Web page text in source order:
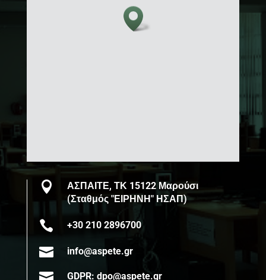

ΑΣΠΑΙΤΕ, ΤΚ 15122 Μαρούσι
(Σταθμός "ΕΙΡΗΝΗ" ΗΣΑΠ)
 +30 210 2896700
 info@aspete.gr
 GDPR: dpo@aspete.gr